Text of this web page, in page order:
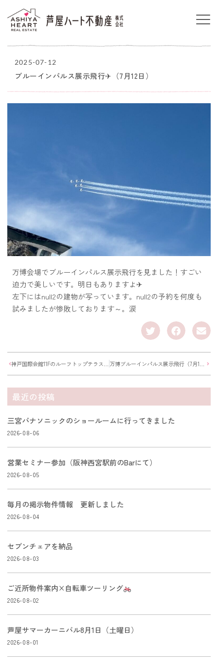
2025-07-12
ブルーインパルス展示飛行✈（7月12日）
万博会場でブルーインパルス展示飛行を見ました！すごい
迫力で美しいです。明日もありますよ✈
左下にはnull2の建物が写っています。null2の予約を何度も
試みましたが惨敗しております～。涙
神戸国際会館11Fのルーフトップテラス レストラン 万博ブルーインパルス展示飛行（7月13日）
最近の投稿
三宮パナソニックのショールームに行ってきました
2026-08-06
営業セミナー参加（阪神西宮駅前のBarにて）
2026-08-05
毎月の掲示物件情報 更新しました
2026-08-04
セブンチェアを納品
2026-08-03
ご近所物件案内×自転車ツーリング
2026-08-02
芦屋サマーカーニバル8月1日（土曜日）
2026-08-01